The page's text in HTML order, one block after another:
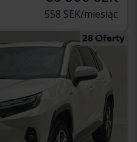
558 SEK/miesiąc
28 Oferty